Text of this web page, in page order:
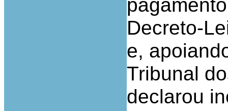
Decreto-
e,
Tribunal
declarou